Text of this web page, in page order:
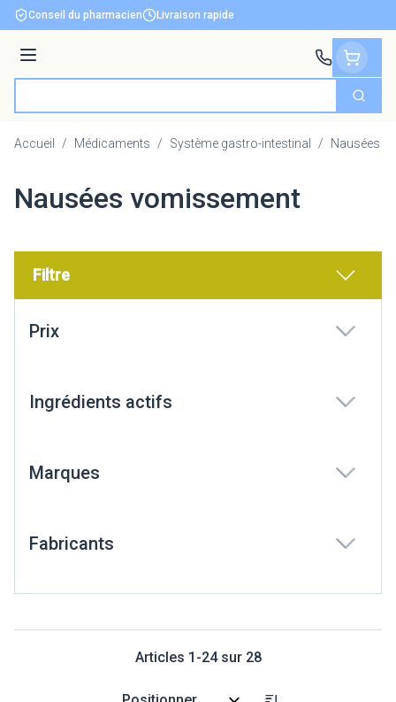
Aller au contenu
Conseil du pharmacien Livraison rapide
Menu
Accueil / Médicaments / Système gastro-intestinal / Nausées
Nausées vomissement
Filtre
Prix
Ingrédients actifs
Marques
Fabricants
Articles 1 -24sur 28